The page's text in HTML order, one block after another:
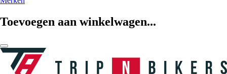
Toevoegen aan winkelwagen...